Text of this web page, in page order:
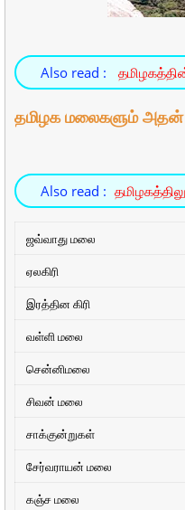
Also read :
தமிழக மலைகளும்
Also read :
ஜவ்வாது மலை
ஏலகிரி
இரத்தின கிரி
வள்ளி மலை
சென்னிமலை
சிவன் மலை
சாக்குன்றுகள்
சேர்வராயன் மலை
கஞ்ச மலை